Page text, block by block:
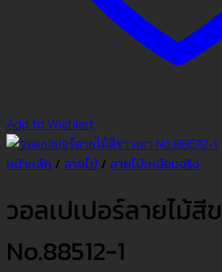
Add to Wishlist
หน้าหลัก / ลายไม้ / ลายไม้เหมือนจริง
วอลเปเปอร์ลายไม้สี
No.88512-1